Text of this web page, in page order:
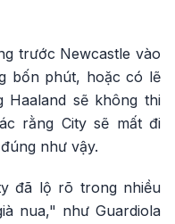
trước Newcastle vào
bốn phút, hoặc có lẽ
Haaland sẽ không thi
rằng City sẽ mất đi
như vậy.
đã lộ rõ trong nhiều
nua," như Guardiola